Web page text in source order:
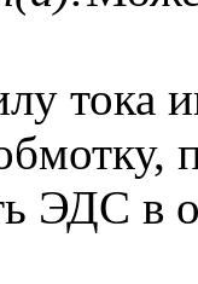
тока
ЭДС в